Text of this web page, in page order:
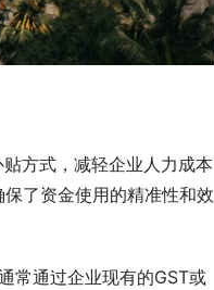
方式，减轻企业人力成本
了资金使用的精准性和效
常通过企业现有的GST或